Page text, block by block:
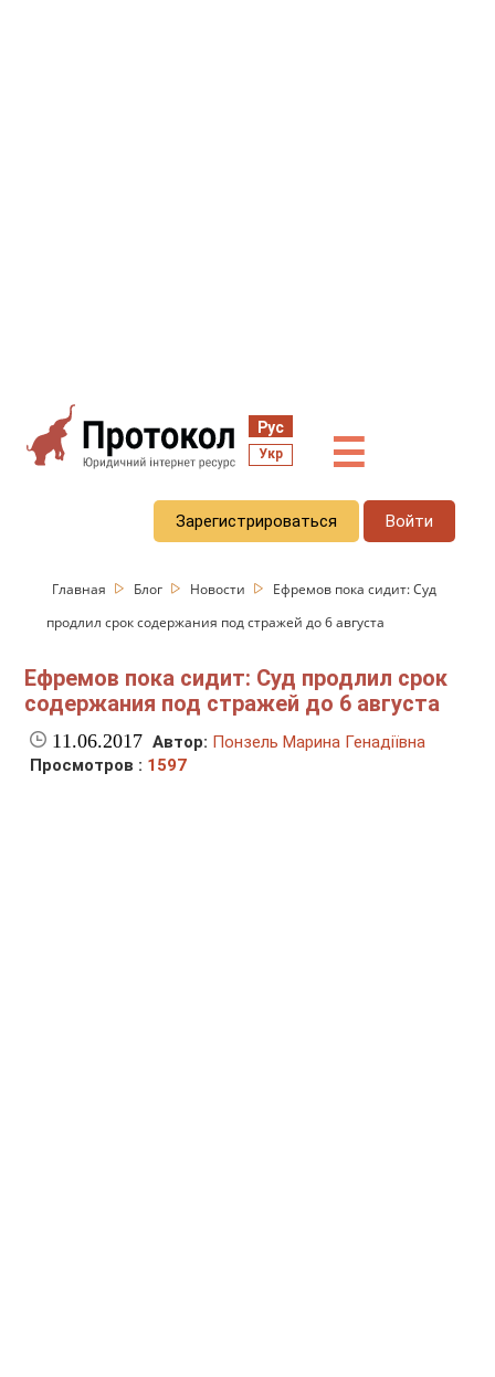
Рус
Укр ☰
Зарегистрироваться Войти
Главная Блог Новости
Ефремов пока сидит: Суд
продлил срок содержания под стражей до 6 августа
Ефремов пока сидит: Суд продлил срок
содержания под стражей до 6 августа
11.06.2017 Автор: Понзель Марина Генадіївна
Просмотров : 1597